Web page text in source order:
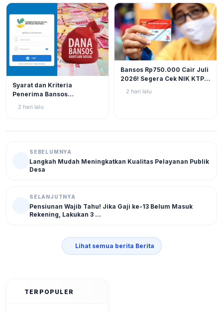
Syarat dan Kriteria
Penerima Bansos
Rp750.000 Juli 2026, Cek
2 hari lalu
Bansos Rp750.000 Cair Juli
2026! Segera Cek NIK KTP
di Situs Resmi Kemensos
2 hari lalu
SEBELUMNYA
Langkah Mudah Meningkatkan Kualitas Pelayanan Publik
Desa
SELANJUTNYA
Pensiunan Wajib Tahu! Jika Gaji ke-13 Belum Masuk
Rekening, Lakukan 3 ...
Lihat semua berita Berita
TERPOPULER